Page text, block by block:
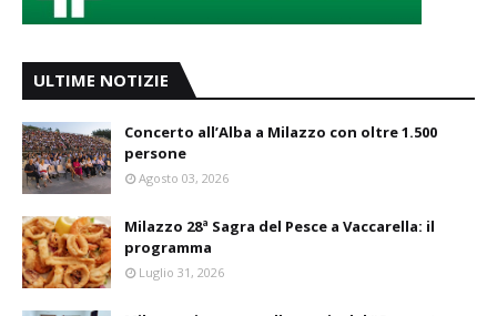
ULTIME NOTIZIE
Concerto all’Alba a Milazzo con oltre 1.500
persone
Agosto 03, 2026
Milazzo 28ª Sagra del Pesce a Vaccarella: il
programma
Luglio 31, 2026